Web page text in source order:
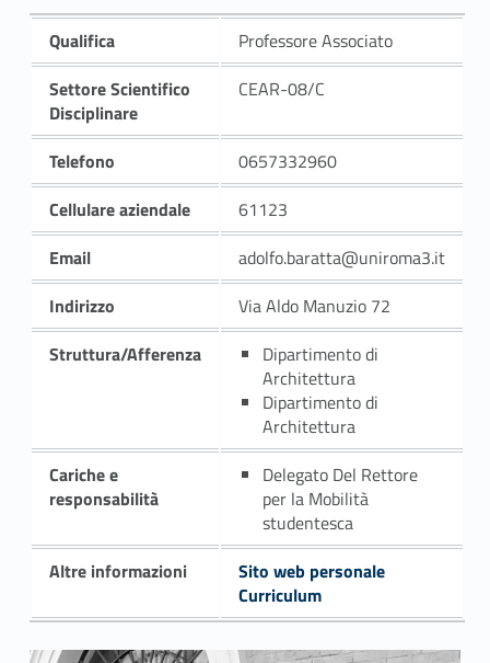
Qualifica
Professore Associato
Settore Scientifico
Disciplinare
CEAR-08/C
Telefono
0657332960
Cellulare aziendale
61123
Email
adolfo.baratta@uniroma3.it
Indirizzo
Via Aldo Manuzio 72
Struttura/Afferenza
Dipartimento di
Architettura
Dipartimento di
Architettura
Cariche e
responsabilità
Delegato Del Rettore
per la Mobilità
studentesca
Altre informazioni
Sito web personale
Curriculum